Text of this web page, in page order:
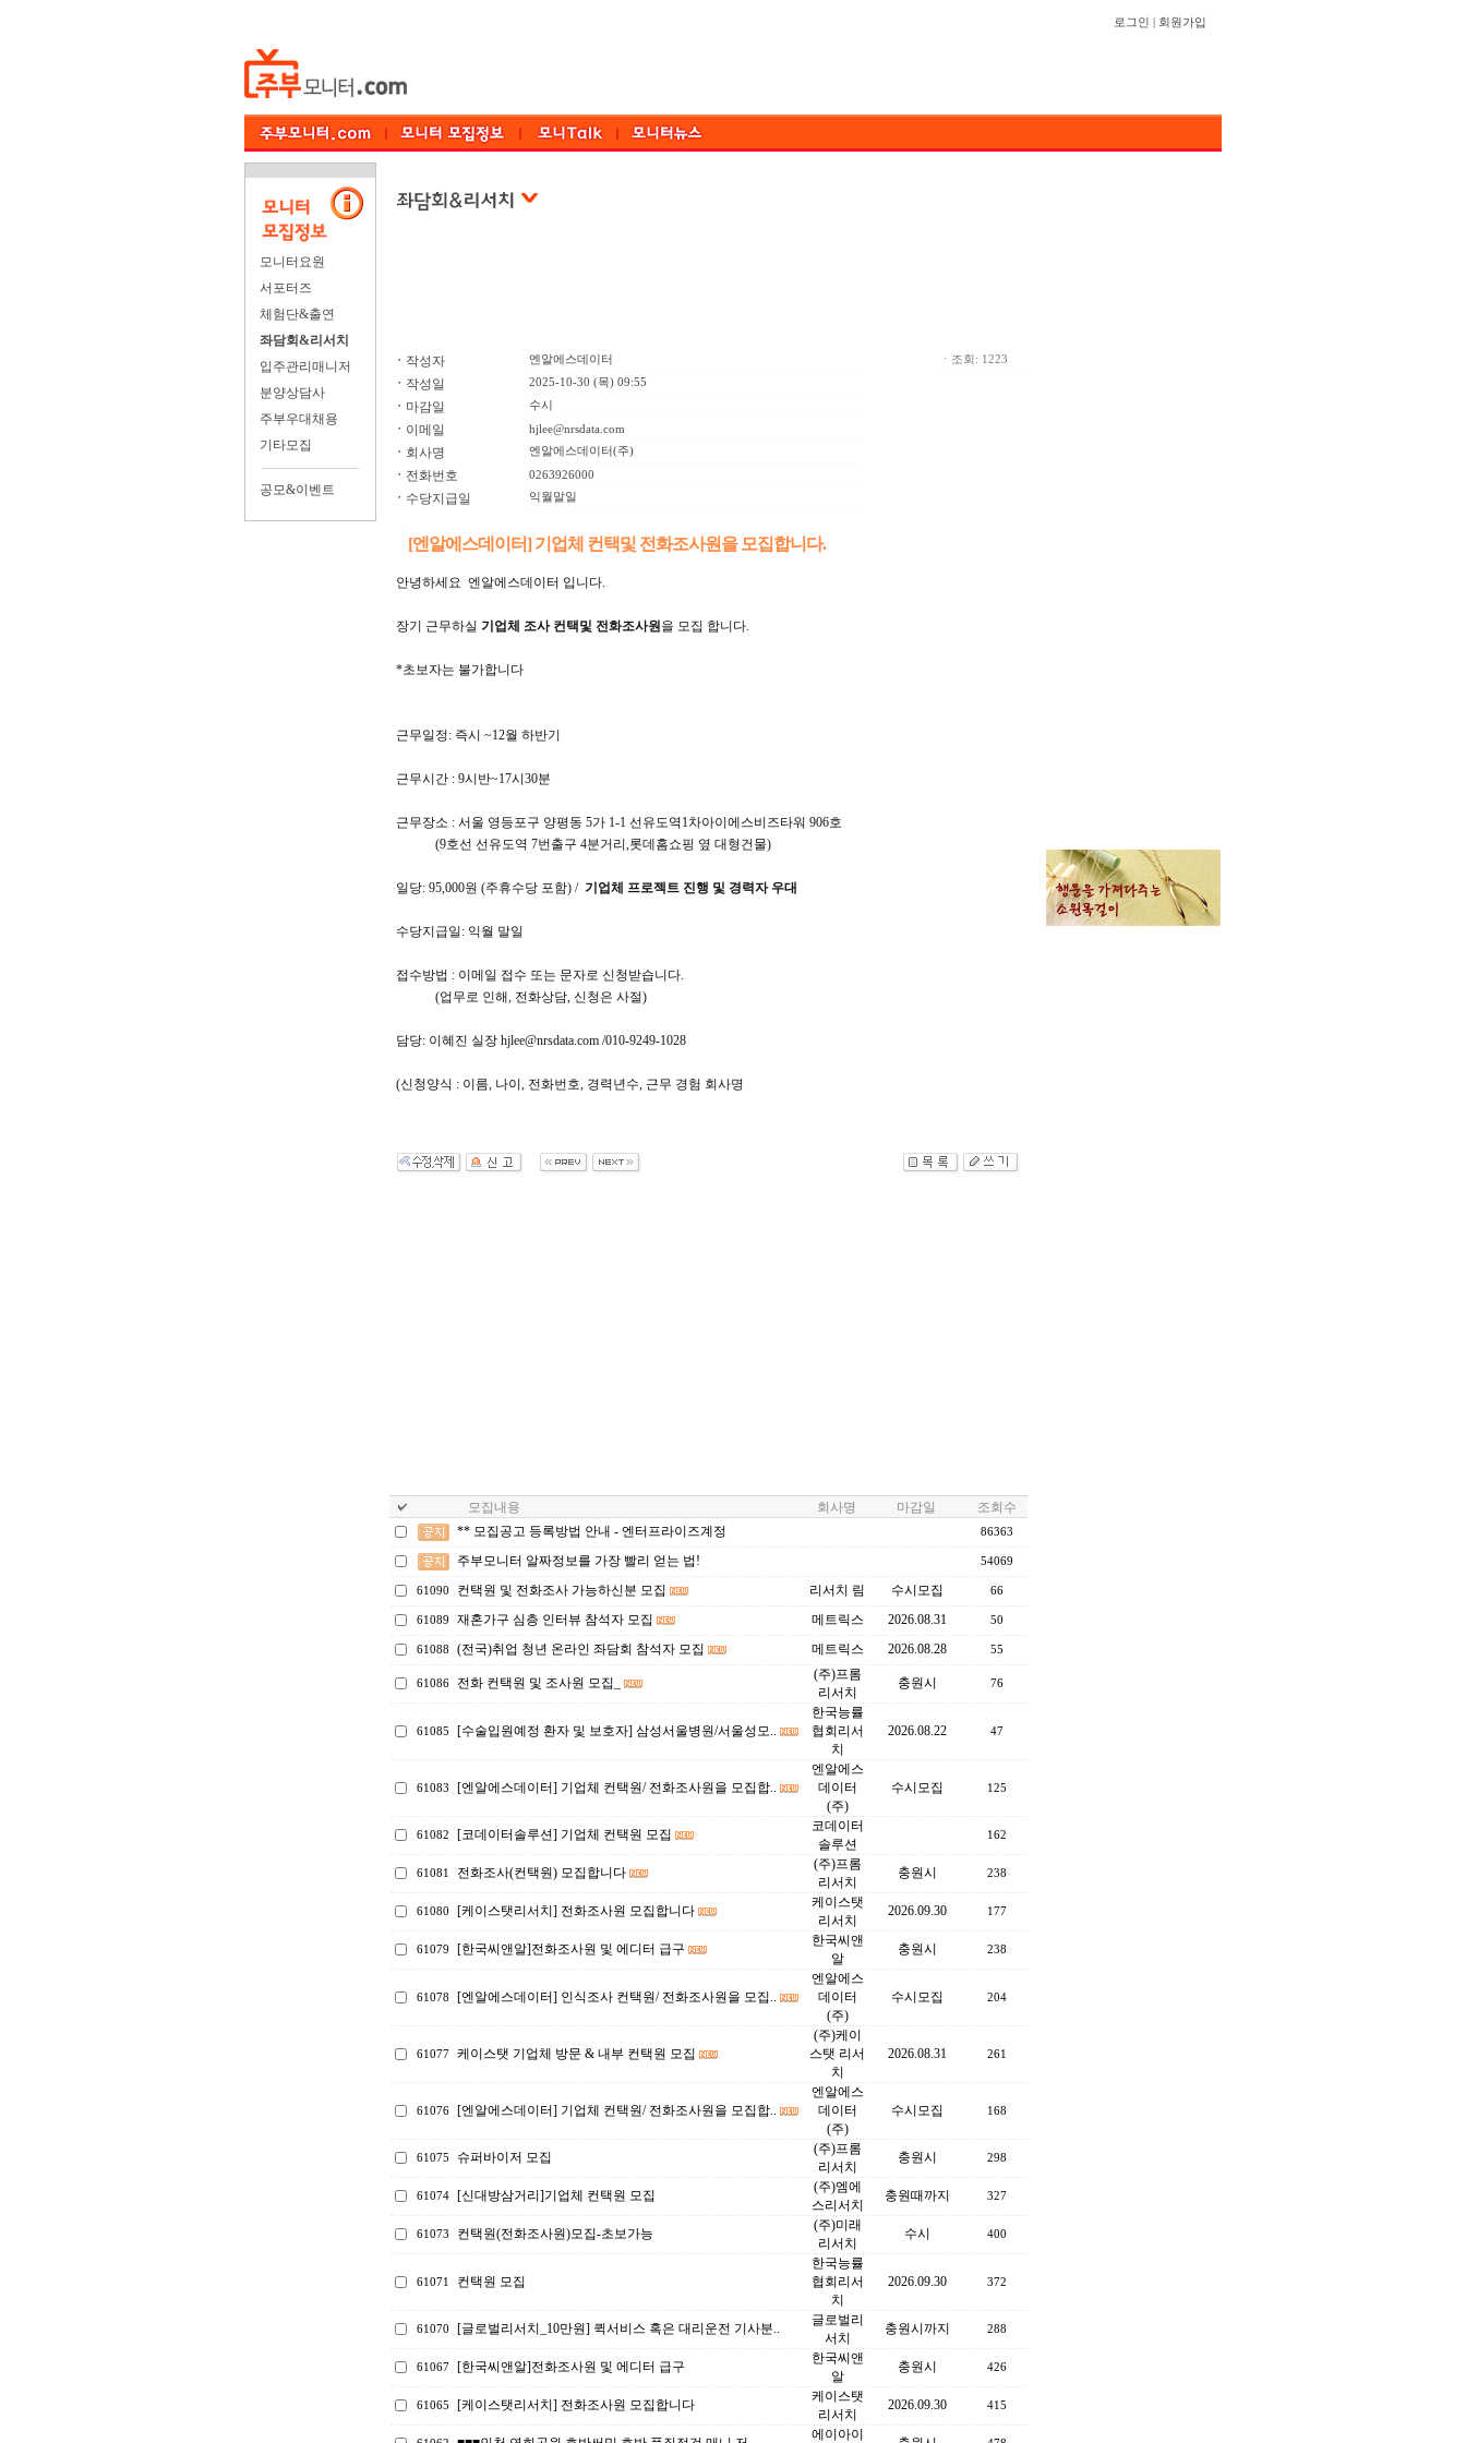
로그인 회원가입
모니터요원
서포터즈
체험단&출연
좌담회&리서치
입주관리매니저
분양상담사
주부우대채용
기타모집
공모&이벤트
ㆍ 작성자 엔알에스데이터
ㆍ 작성일 2025-10-30 (목) 09:55
ㆍ 마감일 수시
ㆍ 이메일 hjlee@nrsdata.com
ㆍ 회사명 엔알에스데이터(주)
ㆍ 전화번호 0263926000
ㆍ 수당지급일 익월말일
ㆍ조회: 1223
[엔알에스데이터] 기업체 컨택및 전화조사원을 모집합니다.
안녕하세요 엔알에스데이터 입니다.
장기 근무하실 기업체 조사 컨택및 전화조사원을 모집 합니다.
*초보자는 불가합니다
근무일정: 즉시 ~12월 하반기
근무시간 : 9시반~17시30분
근무장소 : 서울 영등포구 양평동 5가 1-1 선유도역1차아이에스비즈타워 906호
(9호선 선유도역 7번출구 4분거리,롯데홈쇼핑 옆 대형건물)
일당: 95,000원 (주휴수당 포함) / 기업체 프로젝트 진행 및 경력자 우대
수당지급일: 익월 말일
접수방법 : 이메일 접수 또는 문자로 신청받습니다.
(업무로 인해, 전화상담, 신청은 사절)
담당: 이혜진 실장 hjlee@nrsdata.com /010-9249-1028
(신청양식 : 이름, 나이, 전화번호, 경력년수, 근무 경험 회사명
모집내용 회사명 마감일
조회수
** 모집공고 등록방법 안내 - 엔터프라이즈계정
86363
주부모니터 알짜정보를 가장 빨리 얻는 법! 54069
61090 컨택원 및 전화조사 가능하신분 모집 리서치 림 수시모집 66
61089 재혼가구 심층 인터뷰 참석자 모집 메트릭스 2026.08.31 50
61088 (전국)취업 청년 온라인 좌담회 참석자 모집 메트릭스 2026.08.28 55
61086 전화 컨택원 및 조사원 모집_
(주)프롬
리서치
충원시 76
61085 [수술입원예정 환자 및 보호자] 삼성서울병원/서울성모..
한국능률
협회리서
치
2026.08.22 47
61083 [엔알에스데이터] 기업체 컨택원/ 전화조사원을 모집합..
엔알에스
데이터
(주)
수시모집 125
61082 [코데이터솔루션] 기업체 컨택원 모집
코데이터
솔루션
162
61081 전화조사(컨택원) 모집합니다
(주)프롬
리서치
충원시 238
61080 [케이스탯리서치] 전화조사원 모집합니다
케이스탯
리서치
2026.09.30 177
61079 [한국씨앤알]전화조사원 및 에디터 급구
한국씨앤
알
충원시 238
61078 [엔알에스데이터] 인식조사 컨택원/ 전화조사원을 모집..
엔알에스
데이터
(주)
수시모집 204
61077 케이스탯 기업체 방문 & 내부 컨택원 모집
(주)케이
스탯 리서
치
2026.08.31 261
61076 [엔알에스데이터] 기업체 컨택원/ 전화조사원을 모집합..
엔알에스
데이터
(주)
수시모집 168
61075 슈퍼바이저 모집
(주)프롬
리서치
충원시 298
61074 [신대방삼거리]기업체 컨택원 모집
(주)엠에
스리서치
충원때까지 327
61073 컨택원(전화조사원)모집-초보가능
(주)미래
리서치
수시 400
61071 컨택원 모집
한국능률
협회리서
치
2026.09.30 372
61070 [글로벌리서치_10만원] 퀵서비스 혹은 대리운전 기사분..
글로벌리
서치
충원시까지 288
61067 [한국씨앤알]전화조사원 및 에디터 급구
한국씨앤
알
충원시 426
61065 [케이스탯리서치] 전화조사원 모집합니다
케이스탯
리서치
2026.09.30 415
에이아이